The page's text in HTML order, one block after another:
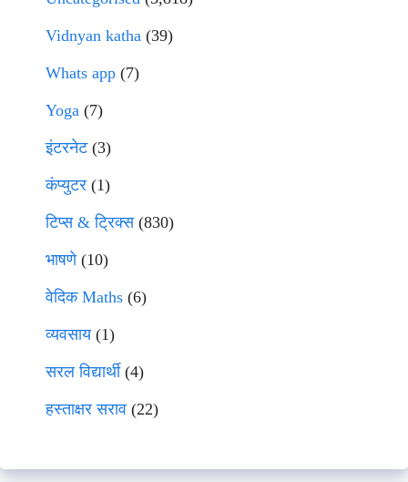
Vidnyan katha (39)
Whats app (7)
Yoga (7)
इंटरनेट(3)
कंप्युटर (1)
टिप्स & ट्रिक्स(830)
भाषणे(10)
वेदिक Maths (6)
व्यवसाय(1)
सरल विद्यार्थी(4)
हस्ताक्षर सराव (22)